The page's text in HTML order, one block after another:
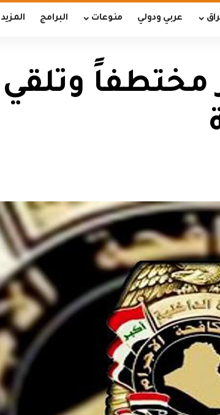
عربي ودولي منوعات البرامج المزيد
مختطفاً